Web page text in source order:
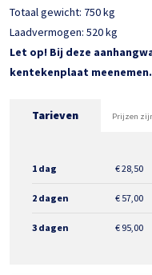
Totaal gewicht: 750 kg
Laadvermogen: 520 kg
Let op! Bij deze
kentekenplaat meenemen.
Tarieven Prijzen
1 dag €28,50
2 dagen €57,00
3 dagen €95,00